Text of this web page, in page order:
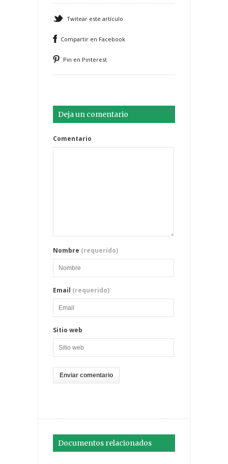
Twitear este artículo
Compartir en Facebook
Pin en Pinterest
Deja un comentario
Comentario
Nombre (requerido)
Email (requerido)
Sitio web
Documentos relacionados